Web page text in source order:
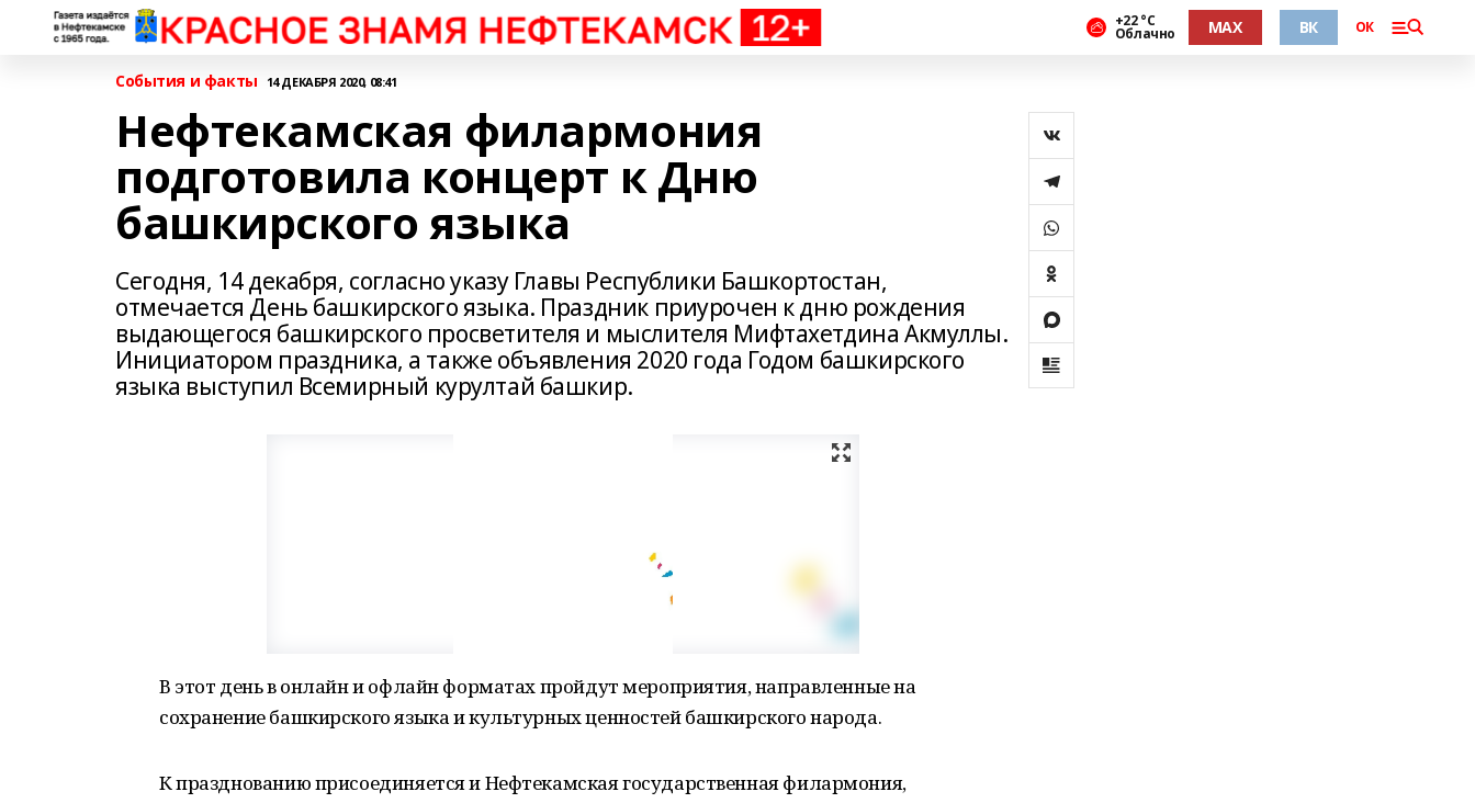
+22 °С
Облачно MAX ВК ОК
События и факты 14 ДЕКАБРЯ 2020, 08:41
Нефтекамская филармония
подготовила концерт к Дню
башкирского языка
Сегодня, 14 декабря, согласно указу Главы Республики Башкортостан,
отмечается День башкирского языка. Праздник приурочен к дню рождения
выдающегося башкирского просветителя и мыслителя Мифтахетдина Акмуллы.
Инициатором праздника, а также объявления 2020 года Годом башкирского
языка выступил Всемирный курултай башкир.
В этот день в онлайн и офлайн форматах пройдут мероприятия, направленные на
сохранение башкирского языка и культурных ценностей башкирского народа.
К празднованию присоединяется и Нефтекамская государственная филармония,